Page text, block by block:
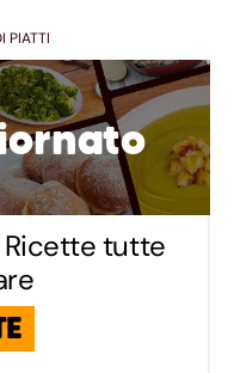
PIATTI
Ricette tutte